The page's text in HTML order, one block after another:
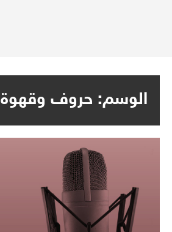
الوسم: حروف وقهوة